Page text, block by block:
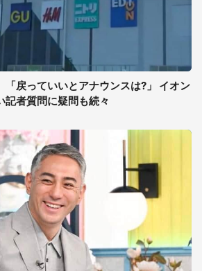
「戻っていいとアナウンスは?」 イオン
記者質問に疑問も続々